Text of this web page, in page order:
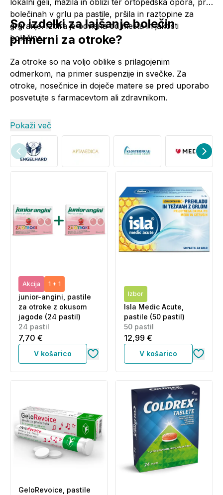
lokalni geli, mazila in obliži ter ortopedska opora, pri
bolečinah v grlu pa pastile, pršila in raztopine za
grgranje. Izbira je odvisna od mesta in jakosti
bolečine.
So izdelki za lajšanje bolečin
primerni za otroke?
Za otroke so na voljo oblike s prilagojenim
odmerkom, na primer suspenzije in svečke. Za
otroke, nosečnice in doječe matere se pred uporabo
posvetujte s farmacevtom ali zdravnikom.
Pokaži več
Akcija 1 + 1
junior-angini, pastile
za otroke z okusom
jagode (24 pastil)
24 pastil
7,70 €
V košarico
Izbor
Isla Medic Acute,
pastile (50 pastil)
50 pastil
12,99 €
V košarico
GeloRevoice, pastile